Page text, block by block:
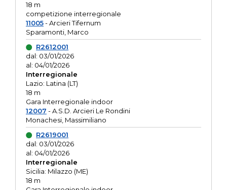
18 m
competizione interregionale
11005- Arcieri Tifernum
Sparamonti, Marco
R2612001
dal: 03/01/2026
al: 04/01/2026
Interregionale
Lazio: Latina (LT)
18 m
Gara Interregionale indoor
12007 - A.S.D. Arcieri Le Rondini
Monachesi, Massimiliano
R2619001
dal: 03/01/2026
al: 04/01/2026
Interregionale
Sicilia: Milazzo (ME)
18 m